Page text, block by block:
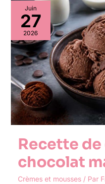
Juin
27
2026
Recette de
chocolat
Crèmes et mousses/ Par
Recette
de
glace
au
chocolat
maison